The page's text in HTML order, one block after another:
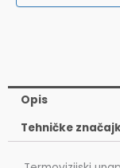
Opis
Tehničke